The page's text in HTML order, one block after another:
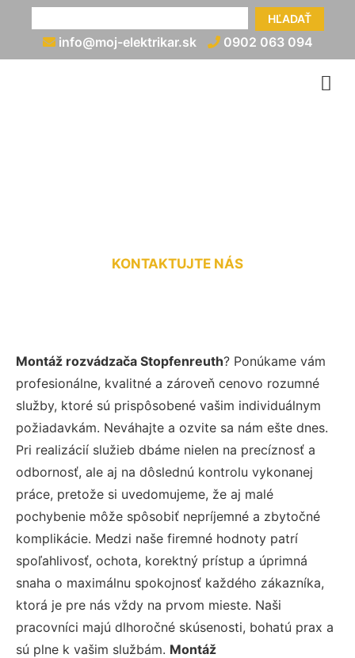
HĽADAŤ
info@moj-elektrikar.sk 0902 063 094
KONTAKTUJTE NÁS
Montáž rozvádzača Stopfenreuth? Ponúkame vám
profesionálne, kvalitné a zároveň cenovo rozumné
služby, ktoré sú prispôsobené vašim individuálnym
požiadavkám. Neváhajte a ozvite sa nám ešte dnes.
Pri realizácií služieb dbáme nielen na precíznosť a
odbornosť, ale aj na dôslednú kontrolu vykonanej
práce, pretože si uvedomujeme, že aj malé
pochybenie môže spôsobiť nepríjemné a zbytočné
komplikácie. Medzi naše firemné hodnoty patrí
spoľahlivosť, ochota, korektný prístup a úprimná
snaha o maximálnu spokojnosť každého zákazníka,
ktorá je pre nás vždy na prvom mieste. Naši
pracovníci majú dlhoročné skúsenosti, bohatú prax a
sú plne k vašim službám. Montáž